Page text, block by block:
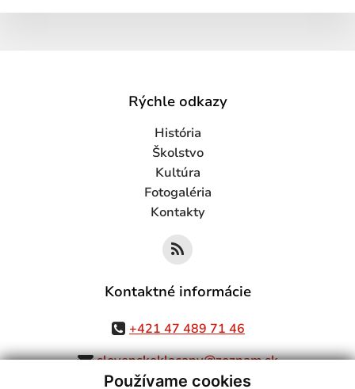
Používame cookies
Rýchle odkazy
História
Školstvo
Kultúra
Fotogaléria
Kontakty
Kontaktné informácie
+421 47 489 71 46
slovenskeklacany@zoznam.sk